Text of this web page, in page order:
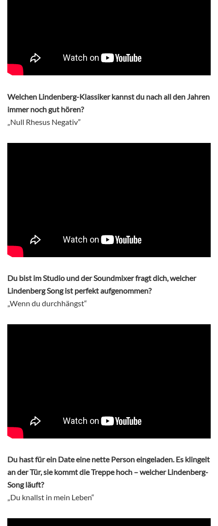
Welchen Lindenberg-Klassiker kannst du nach all den Jahren
immer noch gut hören?
„Null Rhesus Negativ”
Du bist im Studio und der Soundmixer fragt dich, welcher
Lindenberg Song ist perfekt aufgenommen?
„Wenn du durchhängst“
Du hast für ein Date eine nette Person eingeladen. Es klingelt
an der Tür, sie kommt die Treppe hoch – welcher Lindenberg-
Song läuft?
„Du knallst in mein Leben“